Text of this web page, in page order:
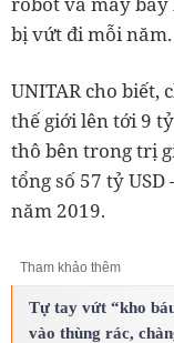
bị vứt đi mỗi năm.
UNITAR cho
thế giới lên tới 9
thô bên trong trị
tổng số 57 tỷ
năm 2019.
Tham khảo thêm
Tự tay vứt “kho
vào thùng rác,